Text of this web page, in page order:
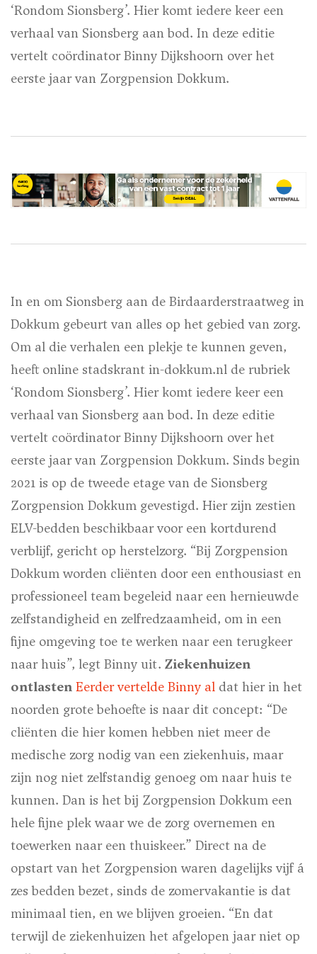
‘Rondom Sionsberg’. Hier komt iedere keer een
verhaal van Sionsberg aan bod. In deze editie
vertelt coördinator Binny Dijkshoorn over het
eerste jaar van Zorgpension Dokkum.
In en om Sionsberg aan de Birdaarderstraatweg in
Dokkum gebeurt van alles op het gebied van zorg.
Om al die verhalen een plekje te kunnen geven,
heeft online stadskrant in-dokkum.nl de rubriek
‘Rondom Sionsberg’. Hier komt iedere keer een
verhaal van Sionsberg aan bod. In deze editie
vertelt coördinator Binny Dijkshoorn over het
eerste jaar van Zorgpension Dokkum. Sinds begin
2021 is op de tweede etage van de Sionsberg
Zorgpension Dokkum gevestigd. Hier zijn zestien
ELV-bedden beschikbaar voor een kortdurend
verblijf, gericht op herstelzorg. “Bij Zorgpension
Dokkum worden cliënten door een enthousiast en
professioneel team begeleid naar een hernieuwde
zelfstandigheid en zelfredzaamheid, om in een
fijne omgeving toe te werken naar een terugkeer
naar huis”, legt Binny uit. Ziekenhuizen
ontlasten Eerder vertelde Binny al dat hier in het
noorden grote behoefte is naar dit concept: “De
cliënten die hier komen hebben niet meer de
medische zorg nodig van een ziekenhuis, maar
zijn nog niet zelfstandig genoeg om naar huis te
kunnen. Dan is het bij Zorgpension Dokkum een
hele fijne plek waar we de zorg overnemen en
toewerken naar een thuiskeer.” Direct na de
opstart van het Zorgpension waren dagelijks vijf á
zes bedden bezet, sinds de zomervakantie is dat
minimaal tien, en we blijven groeien. “En dat
terwijl de ziekenhuizen het afgelopen jaar niet op